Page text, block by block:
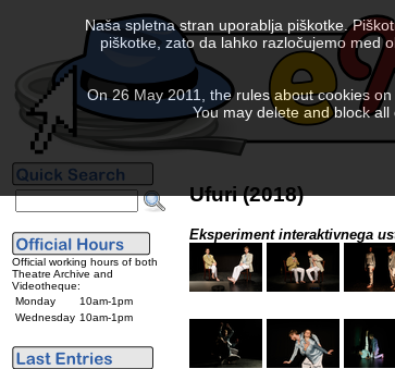
Official working hours of both
Theatre Archive and
Videotheque:
Monday
10am-1pm
Wednesday 10am-1pm
Ufuri (2018)
Eksperiment interaktivnega
Naša spletna stran uporablja piškotke.
piškotke, zato da lahko razločujemo med
On 26 May 2011, the rules about cookies
You may delete and block